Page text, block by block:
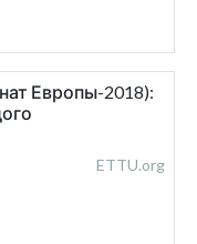
Европы-2018):
ETTU.org